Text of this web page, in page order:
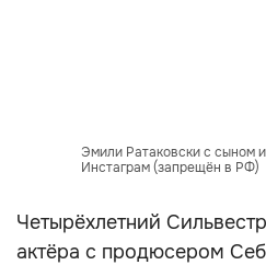
Эмили Ратаковски с сыном
Инстаграм (запрещён в РФ)
Четырёхлетний
актёра с продюсером